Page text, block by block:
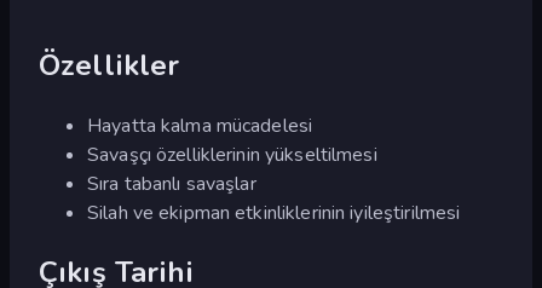
Özellikler
Hayatta kalma mücadelesi
Savaşçı özelliklerinin yükseltilmesi
Sıra tabanlı savaşlar
Silah ve ekipman etkinliklerinin iyileştirilmesi
Çıkış Tarihi